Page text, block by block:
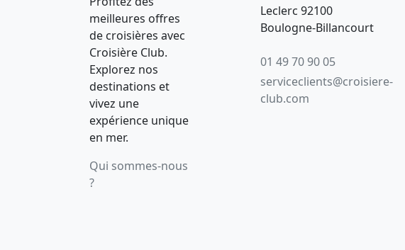
meilleures offres
de croisières avec
Croisière Club.
Explorez nos
destinations et
vivez une
expérience unique
en mer.
Qui sommes-nous
?
Leclerc 92100
Boulogne-Billancourt
01 49 70 90 05
serviceclients@croisiere-
club.com